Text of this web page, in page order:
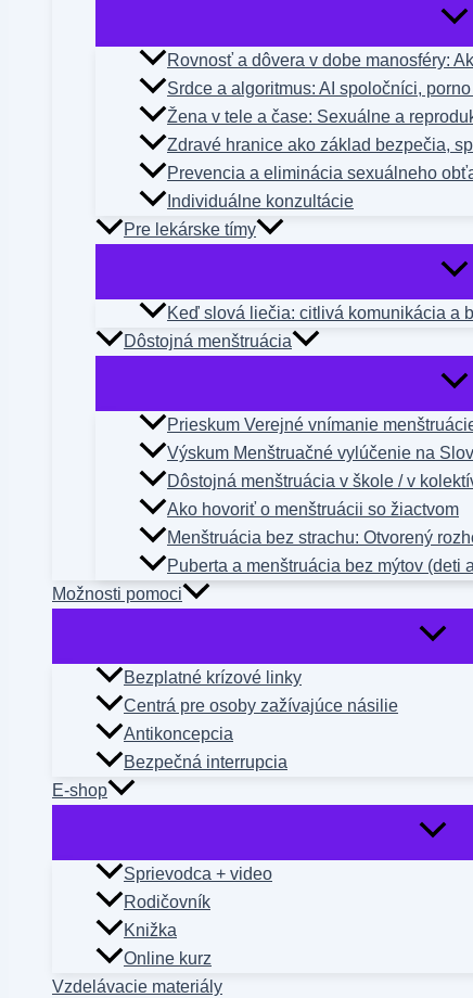
Rovnosť a dôvera v dobe manosféry:
Srdce a algoritmus: AI spoločníci,
Žena v tele a čase: Sexuálne a
Zdravé hranice ako základ bezpečia,
Prevencia a eliminácia sexuálneho
Individuálne konzultácie
Pre lekárske tímy
Keď slová liečia: citlivá komunikácia a
Dôstojná menštruácia
Prieskum Verejné vnímanie
Výskum Menštruačné vylúčenie na
Dôstojná menštruácia v škole / v
Ako hovoriť o menštruácii so žiactvom
Menštruácia bez strachu: Otvorený
Puberta a menštruácia bez mýtov (deti
Možnosti pomoci
Bezplatné krízové linky
Centrá pre osoby zažívajúce násilie
Antikoncepcia
Bezpečná interrupcia
E-shop
Sprievodca + video
Rodičovník
Knižka
Online kurz
Vzdelávacie materiály